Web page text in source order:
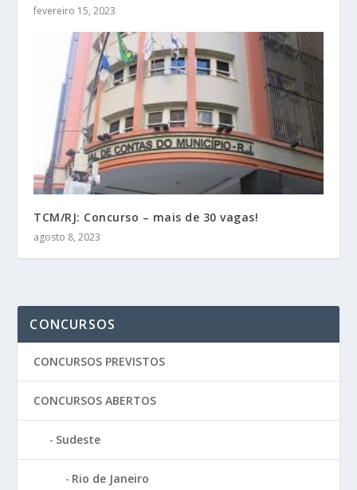
fevereiro 15, 2023
TCM/RJ: Concurso – mais de 30 vagas!
agosto 8, 2023
CONCURSOS
CONCURSOS PREVISTOS
CONCURSOS ABERTOS
Sudeste
Rio de Janeiro